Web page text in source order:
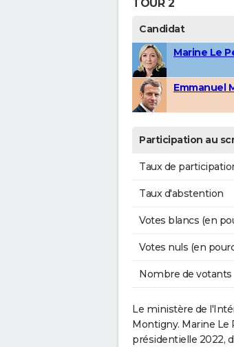
TOUR 2
Candidat
Marine Le
Emmanuel
Participation au
Taux de
Taux d'abstention
Votes blancs (en
Votes nuls (en
Nombre de votants
Le ministère de
Montigny. Marine Le
présidentielle 2022,